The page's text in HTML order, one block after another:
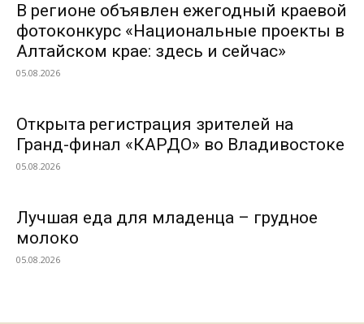
В регионе объявлен ежегодный краевой
фотоконкурс «Национальные проекты в
Алтайском крае: здесь и сейчас»
05.08.2026
Открыта регистрация зрителей на
Гранд-финал «КАРДО» во Владивостоке
05.08.2026
Лучшая еда для младенца – грудное
молоко
05.08.2026